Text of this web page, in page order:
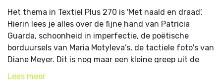
Het thema in Textiel Plus 270 is 'Met naald en draad'.
Hierin lees je alles over de fijne hand van Patricia
Guarda, schoonheid in imperfectie, de poëtische
borduursels van Maria Motyleva’s, de tactiele foto's van
Diane Meyer. Dit is nog maar een kleine greep uit de
vele artikelen. Wanneer je alles leest over deze
Lees meer